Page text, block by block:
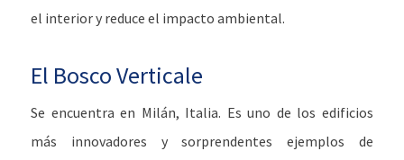
el interior y reduce el impacto ambiental.
El Bosco Verticale
Se encuentra en Milán, Italia. Es uno de los edificios
más innovadores y sorprendentes ejemplos de